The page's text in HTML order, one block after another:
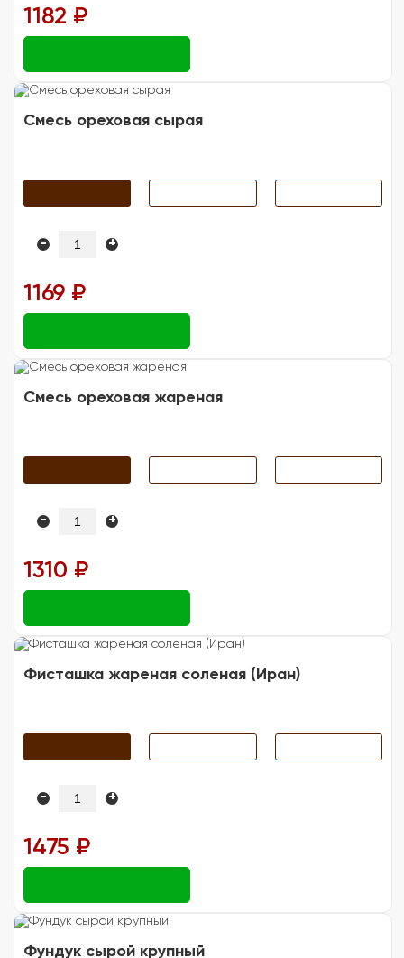
1182 ₽
Смесь ореховая сырая
- +
1169 ₽
Смесь ореховая жареная
- +
1310 ₽
Фисташка жареная соленая (Иран)
- +
1475 ₽
Фундук сырой крупный